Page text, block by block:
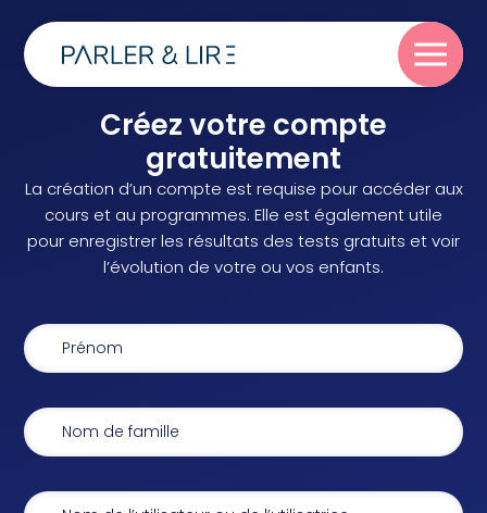
Parler
Lire
Blog
À propos
Créez votre compte
gratuitement
La création d’un compte est requise pour accéder aux
cours et au programmes. Elle est également utile
pour enregistrer les résultats des tests gratuits et voir
l’évolution de votre ou vos enfants.